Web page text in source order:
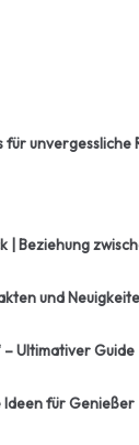
für unvergessliche
| Beziehung
und
– Ultimativer Guide
Ideen für Genießer